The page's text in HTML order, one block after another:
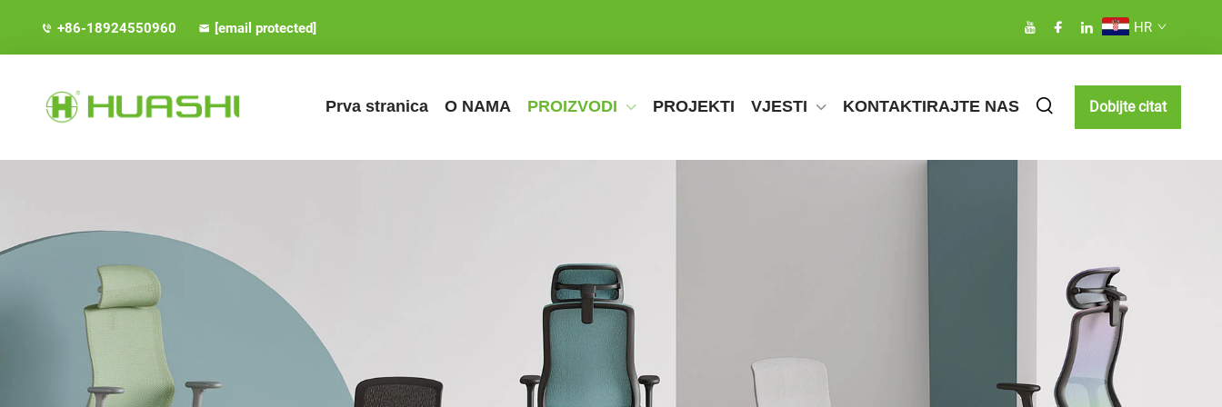
+86-18924550960 [email protected] HR
Prva stranica O NAMA PROIZVODI PROJEKTI VJESTI KONTAKTIRAJTE NAS Dobijte citat